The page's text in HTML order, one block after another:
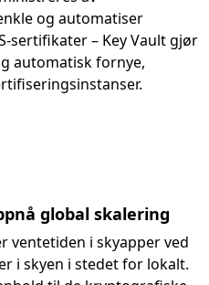
og automatiser
sertifikater – Key Vault gjør
automatisk fornye,
global skalering
ventetiden i skyapper ved
i skyen i stedet for lokalt.